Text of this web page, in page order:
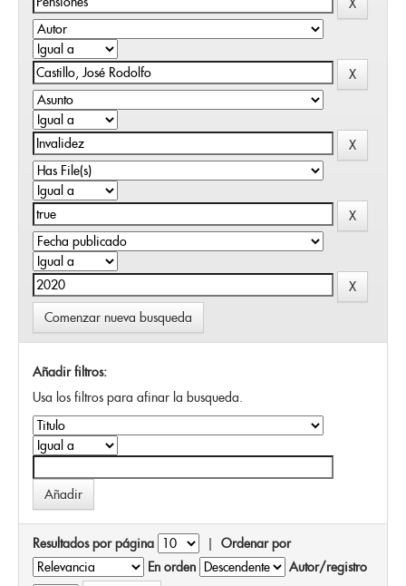
Comenzar nueva busqueda
Añadir filtros:
Usa los filtros para afinar la busqueda.
Resultados por página | Ordenar por
En orden
Autor/registro